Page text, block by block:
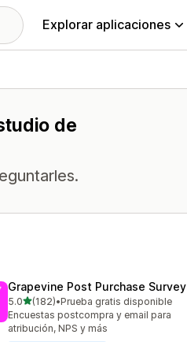
Explorar aplicaciones
de
Grapevine Post Purchase Survey
5.0de 5 estrellas
(182)
182 reseñas en total
•Prueba gratis disponible
Encuestas postcompra y email para
atribución, NPS y más